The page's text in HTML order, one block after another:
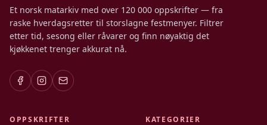
Et norsk matarkiv med over 120 000 oppskrifter — fra
raske hverdagsretter til storslagne festmenyer. Filtrer
etter tid, sesong eller råvarer og finn nøyaktig det
kjøkkenet trenger akkurat nå.
OPPSKRIFTER KATEGORIER